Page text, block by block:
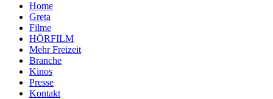
Home
Greta
Filme
HÖRFILM
Mehr Freizeit
Branche
Kinos
Presse
Kontakt